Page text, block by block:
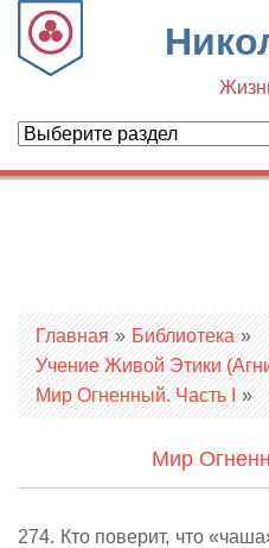
Вы здесь
Главная » Библиотека »
Учение Живой Этики
Мир Огненный. Часть I »
Мир
274. Кто поверит, что